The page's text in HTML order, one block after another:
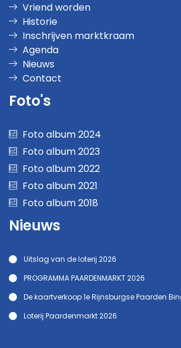
Vriend worden
Historie
Inschrijven marktkraam
Agenda
Nieuws
Contact
Foto's
Foto album 2024
Foto album 2023
Foto album 2022
Foto album 2021
Foto album 2018
Nieuws
Uitslag van de loterij 2026
PROGRAMMA PAARDENMARKT 2026
De kaartverkoop 1e Rijnsburgse Paarden
Loterij Paardenmarkt 2026